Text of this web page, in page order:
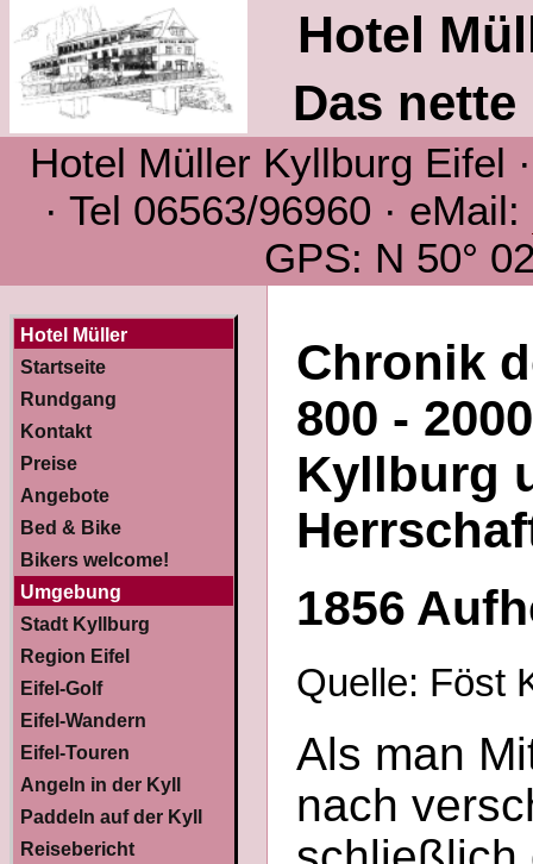
Hotel
Das
Hotel Müller Kyllburg Eifel
· Tel 06563/96960 · eMail:
GPS: N 50°
Hotel Müller
Startseite
Rundgang
Kontakt
Preise
Angebote
Bed & Bike
Bikers welcome!
Umgebung
Stadt Kyllburg
Region Eifel
Eifel-Golf
Eifel-Wandern
Eifel-Touren
Angeln in der Kyll
Paddeln auf der Kyll
Reisebericht
Chronik
800 - 2000
Kyllburg
1856
Quelle: Föst
Als man
nach